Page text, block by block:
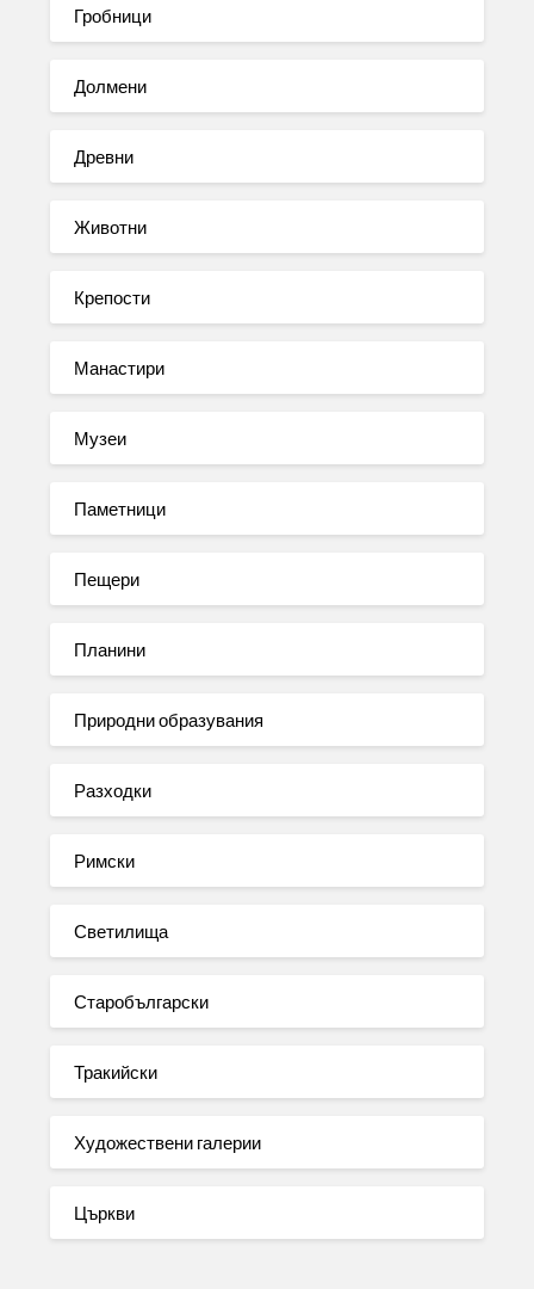
Гробници
Долмени
Древни
Животни
Крепости
Манастири
Музеи
Паметници
Пещери
Планини
Природни образувания
Разходки
Римски
Светилища
Старобългарски
Тракийски
Художествени галерии
Църкви